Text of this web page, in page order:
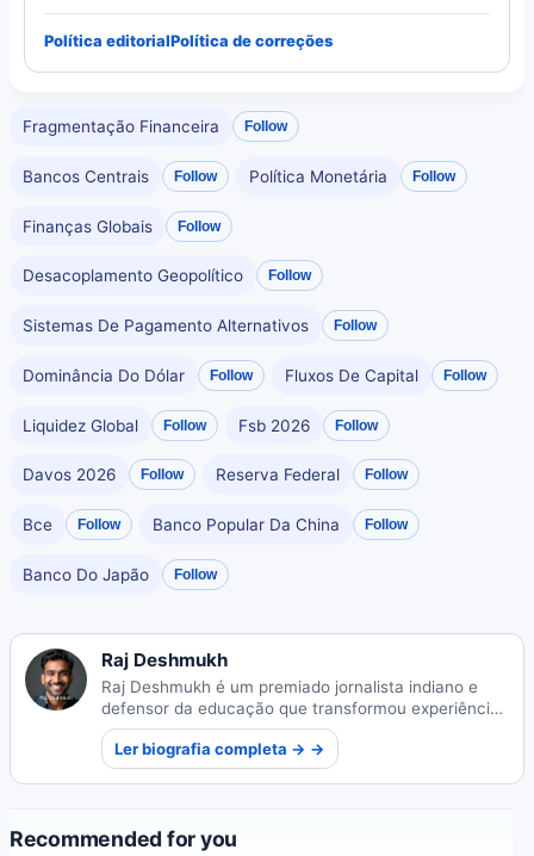
Política editorialPolítica de correções
Fragmentação Financeira Follow
Bancos Centrais Follow Política Monetária Follow
Finanças Globais Follow
Desacoplamento Geopolítico Follow
Sistemas De Pagamento Alternativos Follow
Dominância Do Dólar Follow Fluxos De Capital Follow
Liquidez Global Follow Fsb 2026 Follow
Davos 2026 Follow Reserva Federal Follow
Bce Follow Banco Popular Da China Follow
Banco Do Japão Follow
Raj Deshmukh
Raj Deshmukh é um premiado jornalista indiano e
defensor da educação que transformou experiências
pessoais em reportagens impactantes sobre escolas
rurais. Seu trabalho desencadeou reformas políticas
e lhe rendeu reconhecimento internacional, além de
Ler biografia completa → →
Recommended for you